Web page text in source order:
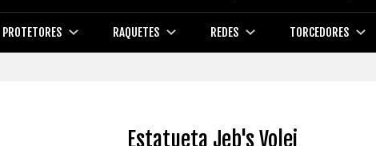
PROTETORES RAQUETES REDES TORCEDORES
Estatueta Jeb's Volei